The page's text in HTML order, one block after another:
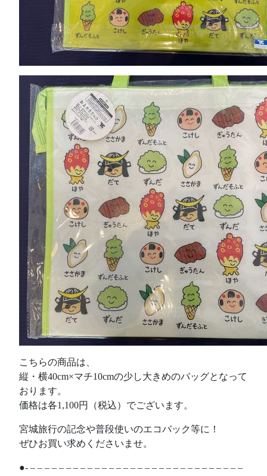
こちらの商品は、
縦・横40cm×マチ10cmの少し大きめのバッグとなって
おります。
価格は各1,100円（税込）でございます。
宮城旅行の記念や普段使いのエコバック等に！
ぜひお買い求めくださいませ。
●- – – – – – – – – – – – – – – – – – – – – – – – – – – – – – –